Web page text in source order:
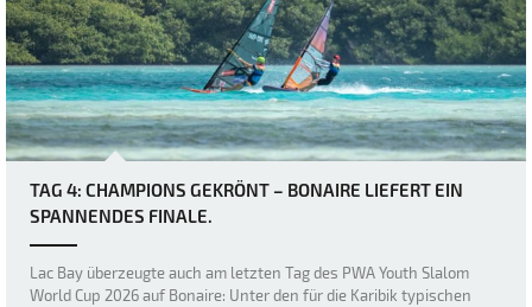
TAG 4: CHAMPIONS GEKRÖNT – BONAIRE LIEFERT EIN
SPANNENDES FINALE.
Lac Bay überzeugte auch am letzten Tag des PWA Youth Slalom
World Cup 2026 auf Bonaire: Unter den für die Karibik typischen